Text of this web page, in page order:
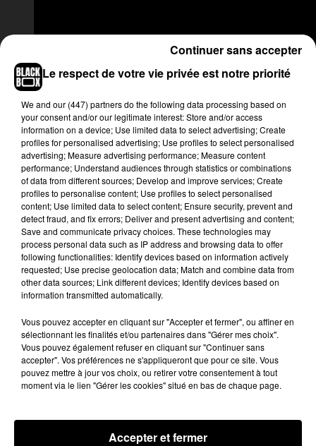
Mais qui était Saint-Patrick ?
Saint-Patrick était un ecclésiastique qui a
évangélisé l'Irlande au Vème siècle. La légende
raconte que l’homme d’église se serait servi d’un
de la religion catholique : le père, le fils, et le
Saint-Esprit.
Le monde fêtera donc aujourd’hui le saint homme
dans les pubs et dans la rue. Et certains bâtiments
l’Irlande.
Le respect de votre vie privée est notre priorité
We and our (447) partnersdo the following data processing based on
your consent and/or our legitimate interest: Store and/or access
information on a device; Use limited data to select advertising; Create
profiles for personalised advertising; Use profiles to select personalised
advertising; Measure advertising performance; Measure content
performance; Understand audiences through statistics or combinations
of data from different sources; Develop and improve services; Create
profiles to personalise content; Use profiles to select personalised
content; Use limited data to select content; Ensure security, prevent and
detect fraud, and fix errors; Deliver and present advertising and content;
Save and communicate privacy choices. These technologies may
process personal data such as IP address and browsing data to offer
following functionalities: Identify devices based on information actively
requested; Use precise geolocation data; Match and combine data from
other data sources; Link different devices; Identify devices based on
information transmitted automatically.
Vous pouvez accepter en cliquant sur "Accepter et fermer", ou affiner en
sélectionnant les finalités et/ou partenaires dans "Gérer mes choix".
Vous pouvez également refuser en cliquant sur "Continuer sans
accepter". Vos préférences ne s'appliqueront que pour ce site. Vous
pouvez mettre à jour vos choix, ou retirer votre consentement à tout
moment via le lien "Gérer les cookies" situé en bas de chaque page.
Accepter et fermer
Continuer sans accepter